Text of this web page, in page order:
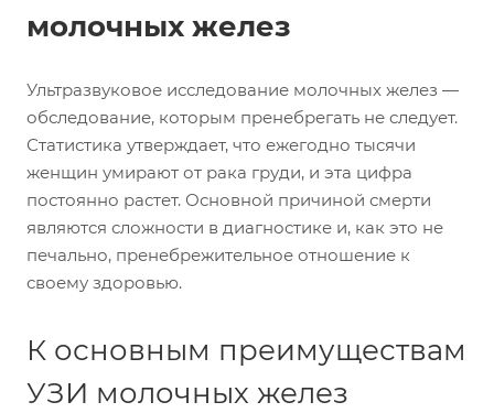
молочных желез
Ультразвуковое исследование молочных желез —
обследование, которым пренебрегать не следует.
Статистика утверждает, что ежегодно тысячи
женщин умирают от рака груди, и эта цифра
постоянно растет. Основной причиной смерти
являются сложности в диагностике и, как это не
печально, пренебрежительное отношение к
своему здоровью.
К основным преимуществам
УЗИ молочных желез